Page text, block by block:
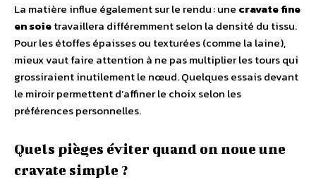
La matière influe également sur le rendu : une cravate fine
en soietravaillera différemment selon la densité du tissu.
Pour les étoffes épaisses ou texturées (comme la laine),
mieux vaut faire attention à ne pas multiplier les tours qui
grossiraient inutilement le nœud. Quelques essais devant
le miroir permettent d’affiner le choix selon les
préférences personnelles.
Quels pièges éviter quand on noue une
cravate simple ?